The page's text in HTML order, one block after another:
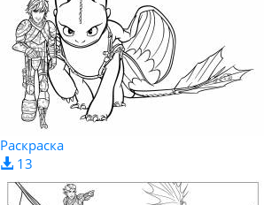
Раскраска
13